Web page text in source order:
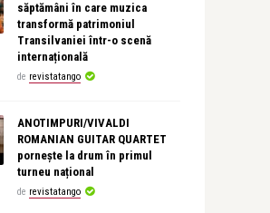
săptămâni în care muzica
transformă patrimoniul
Transilvaniei într-o scenă
internațională
de revistatango
ANOTIMPURI/VIVALDI
ROMANIAN GUITAR QUARTET
pornește la drum în primul
turneu național
de revistatango